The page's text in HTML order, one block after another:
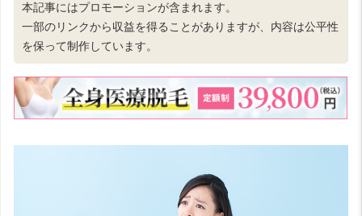
本記事にはプロモーションが含まれます。
一部のリンクから収益を得ることがありますが、内容は公平性
を保って制作しています。